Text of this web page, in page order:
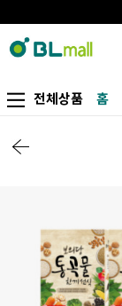
전체상품 홈